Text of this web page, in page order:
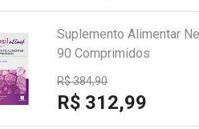
Suplemento Alimentar
90 Comprimidos
R$ 384,90
R$ 312,99